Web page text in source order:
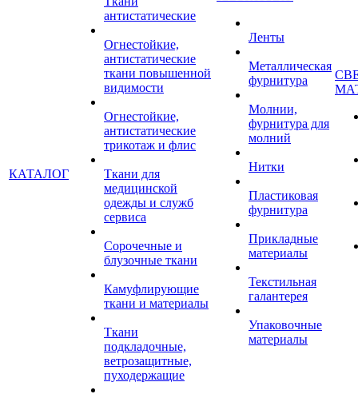
КАТАЛОГ
антистатические
Огнестойкие,
антистатические
ткани повышенной
видимости
Огнестойкие,
антистатические
трикотаж и флис
Ткани для
медицинской
одежды и служб
сервиса
Сорочечные и
блузочные ткани
Камуфлирующие
ткани и материалы
Ткани
подкладочные,
ветрозащитные,
пуходержащие
Ленты
Металлическая
фурнитура
Молнии,
фурнитура для
молний
Нитки
Пластиковая
фурнитура
Прикладные
материалы
Текстильная
галантерея
Упаковочные
материалы